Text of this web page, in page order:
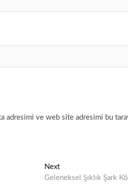
adresimi ve web site adresimi bu
NextNext
post:
Geleneksel Şıklık Şark